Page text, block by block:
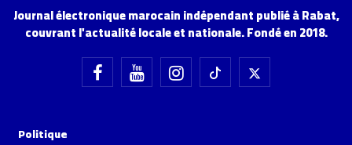
Journal électronique marocain indépendant publié à Rabat,
couvrant l'actualité locale et nationale. Fondé en 2018.
Politique